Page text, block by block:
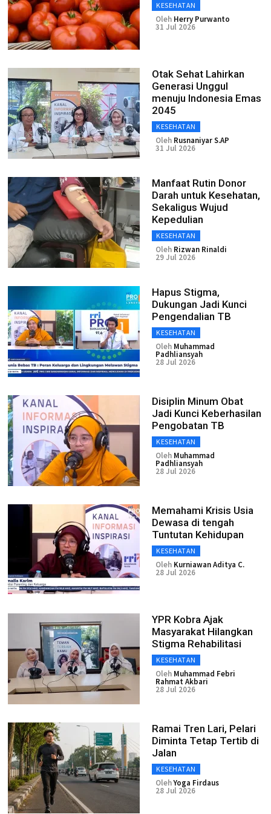
KESEHATAN
Oleh Herry Purwanto
31 Jul 2026
Otak Sehat Lahirkan
Generasi Unggul
menuju Indonesia Emas
2045
KESEHATAN
Oleh Rusnaniyar S.AP
31 Jul 2026
Manfaat Rutin Donor
Darah untuk Kesehatan,
Sekaligus Wujud
Kepedulian
KESEHATAN
Oleh Rizwan Rinaldi
29 Jul 2026
Hapus Stigma,
Dukungan Jadi Kunci
Pengendalian TB
KESEHATAN
Oleh Muhammad
Padhliansyah
28 Jul 2026
Disiplin Minum Obat
Jadi Kunci Keberhasilan
Pengobatan TB
KESEHATAN
Oleh Muhammad
Padhliansyah
28 Jul 2026
Memahami Krisis Usia
Dewasa di tengah
Tuntutan Kehidupan
KESEHATAN
Oleh Kurniawan Aditya C.
28 Jul 2026
YPR Kobra Ajak
Masyarakat Hilangkan
Stigma Rehabilitasi
KESEHATAN
Oleh Muhammad Febri
Rahmat Akbari
28 Jul 2026
Ramai Tren Lari, Pelari
Diminta Tetap Tertib di
Jalan
KESEHATAN
OlehYoga Firdaus
28 Jul 2026